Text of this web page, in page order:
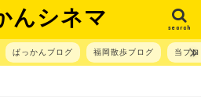
んシネマ search
ぱっかんブログ 福岡散歩ブログ 当ブ